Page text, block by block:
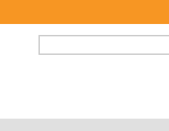
FORMULAIRE DE